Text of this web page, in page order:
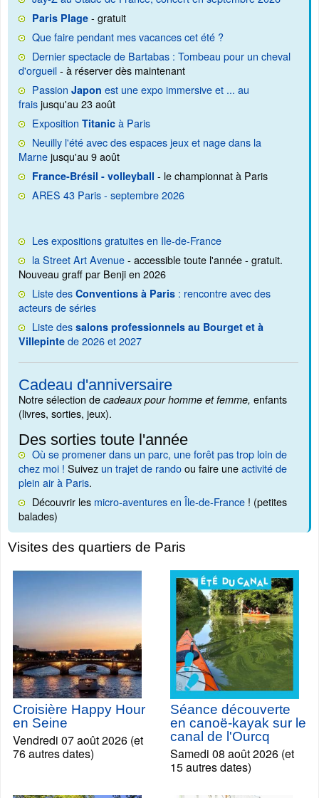
Paris Plage - gratuit
Que faire pendant mes vacances cet été ?
Dernier spectacle de Bartabas : Tombeau pour un cheval
d'orgueil- à réserver dès maintenant
Passion Japon est une expo immersive et ... au
fraisjusqu'au 23 août
Exposition Titanic à Paris
Neuilly l'été avec des espaces jeux et nage dans la
Marnejusqu'au 9 août
France-Brésil - volleyball - le championnat à Paris
ARES 43 Paris - septembre 2026
Les expositions gratuites en Ile-de-France
la Street Art Avenue- accessible toute l'année - gratuit.
Nouveau graff par Benji en 2026
Liste des Conventions à Paris : rencontre avec des
acteurs de séries
Liste des salons professionnels au Bourget et à
Villepinte de 2026 et 2027
Cadeau d'anniversaire
Notre sélection de cadeaux pour homme et femme, enfants
(livres, sorties, jeux).
Des sorties toute l'année
Où se promener dans un parc, une forêt pas trop loin de
chez moi ! Suivez un trajet de randoou faire uneactivité de
plein air à Paris.
Découvrir les micro-aventures en Île-de-France ! (petites
balades)
Visites des quartiers de Paris
Croisière Happy Hour
en Seine
Vendredi 07 août 2026 (et
76 autres dates)
Séance découverte
en canoë-kayak sur le
canal de l'Ourcq
Samedi 08 août 2026 (et
15 autres dates)